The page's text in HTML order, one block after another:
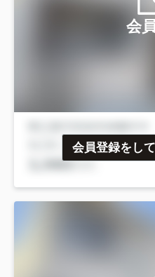
会
会員登録をし